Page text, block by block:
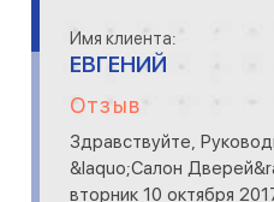
Имя клиента:
ЕВГЕНИЙ
Отзыв
Здравствуйте,
&laquo;Салон
вторник 10 октября